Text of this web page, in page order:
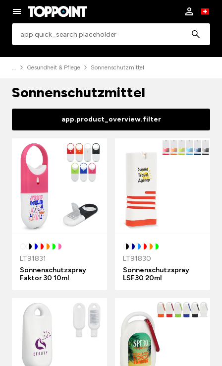
Gesundheit & Pflege Sonnenschutzmittel
Sonnenschutzmittel
app.product_overview.filter
LT91831
Sonnenschutzspray
Faktor 30 10ml
LT91830
Sonnenschutzspray
LSF30 20ml